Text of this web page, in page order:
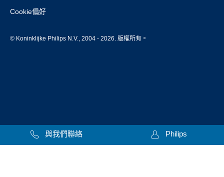
Cookie偏好
© Koninklijke Philips N.V., 2004 - 2026. 版權所有。
與我們聯絡 Philips